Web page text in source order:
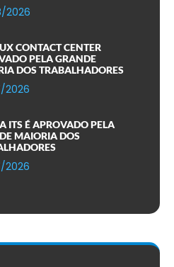
2026
CONTACT CENTER
PELA GRANDE
DOS TRABALHADORES
2026
ITS É APROVADO PELA
MAIORIA DOS
2026